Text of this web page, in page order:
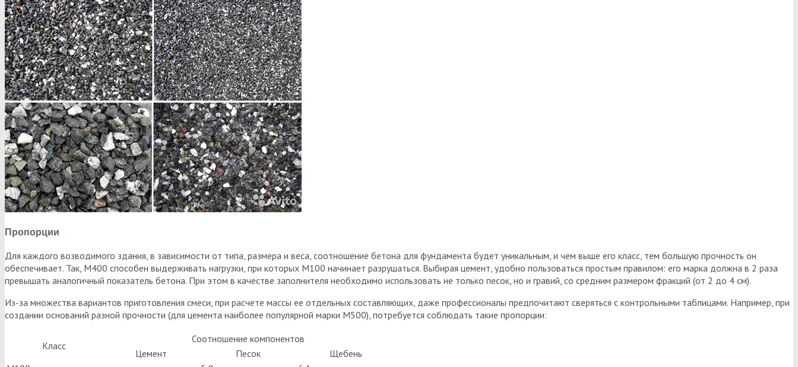
Пропорции
Для каждого возводимого здания, в зависимости от типа, размера и веса, соотношение бетона для фундамента будет уникальным, и чем выше его класс, тем большую прочность он
обеспечивает. Так, М400 способен выдерживать нагрузки, при которых М100 начинает разрушаться. Выбирая цемент, удобно пользоваться простым правилом: его марка должна в 2 раза
превышать аналогичный показатель бетона. При этом в качестве заполнителя необходимо использовать не только песок, но и гравий, со средним размером фракций (от 2 до 4 см).
Из-за множества вариантов приготовления смеси, при расчете массы ее отдельных составляющих, даже профессионалы предпочитают сверяться с контрольными таблицами. Например, при
создании оснований разной прочности (для цемента наиболее популярной марки М500), потребуется соблюдать такие пропорции:
Класс
Соотношение компонентов
Цемент
Песок
Щебень